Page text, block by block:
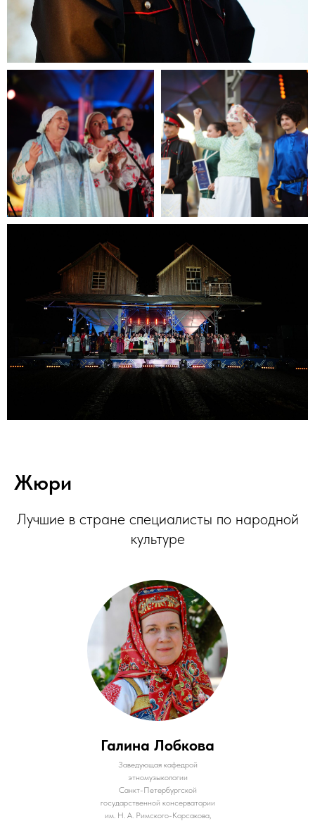
Жюри
Лучшие в стране специалисты по народной
культуре
Галина Лобкова
Заведующая кафедрой
этномузыкологии
Санкт-Петербургской
государственной консерватории
им. Н. А. Римского-Корсакова,